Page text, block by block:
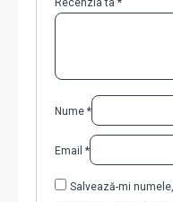
Recenzia ta *
Nume *
Email *
Salvează-mi